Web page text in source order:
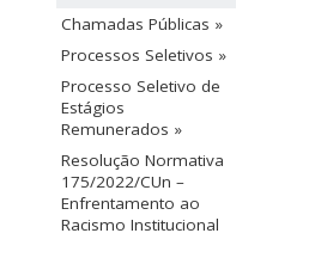
Chamadas Públicas »
Processos Seletivos »
Processo Seletivo de
Estágios
Remunerados »
Resolução Normativa
175/2022/CUn –
Enfrentamento ao
Racismo Institucional